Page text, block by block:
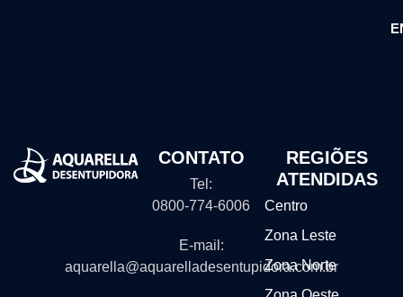
CONTATO
Tel:
0800-774-6006
E-mail:
aquarella@aquarelladesentupidora.com.br
REGIÕES
ATENDIDAS
Centro
Zona Leste
Zona Norte